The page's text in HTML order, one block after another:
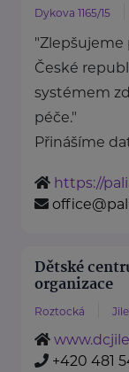
Dykova 1165/15
"Zlepšujeme
České
systémem
péče."
Přinášíme
https://
Dětské
organizace
Roztocká
+420 481